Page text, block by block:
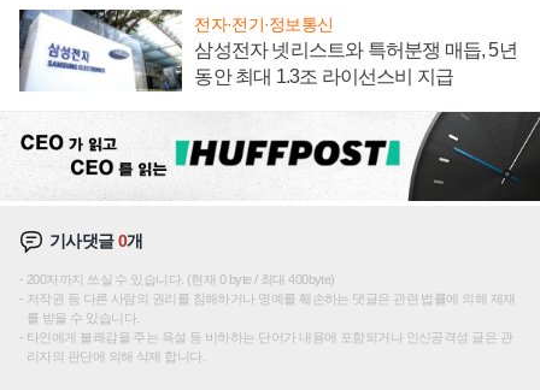
전자·전기·정보통신
삼성전자 넷리스트와 특허분쟁 매듭, 5년
동안 최대 1.3조 라이선스비 지급
기사댓글0개
200자까지 쓰실 수 있습니다. (현재 0 byte / 최대 400byte)
저작권 등 다른 사람의 권리를 침해하거나 명예를 훼손하는 댓글은 관련 법률에 의해 제재
를 받을 수 있습니다.
타인에게 불쾌감을 주는 욕설 등 비하하는 단어가 내용에 포함되거나 인신공격성 글은 관
리자의 판단에 의해 삭제 합니다.